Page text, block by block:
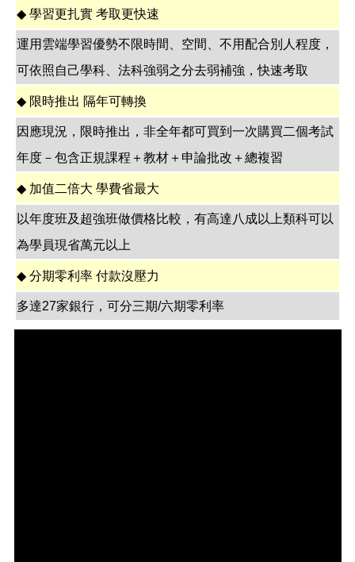
◆ 學習更扎實 考取更快速
運用雲端學習優勢不限時間、空間、不用配合別人程度，
可依照自己學科、法科強弱之分去弱補強，快速考取
◆ 限時推出 隔年可轉換
因應現況，限時推出，非全年都可買到一次購買二個考試
年度－包含正規課程＋教材＋申論批改＋總複習
◆ 加值二倍大 學費省最大
以年度班及超強班做價格比較，有高達八成以上類科可以
為學員現省萬元以上
◆ 分期零利率 付款沒壓力
多達27家銀行，可分三期/六期零利率